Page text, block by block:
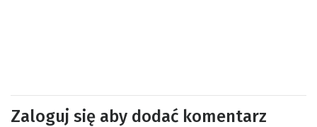
Zaloguj się aby dodać komentarz